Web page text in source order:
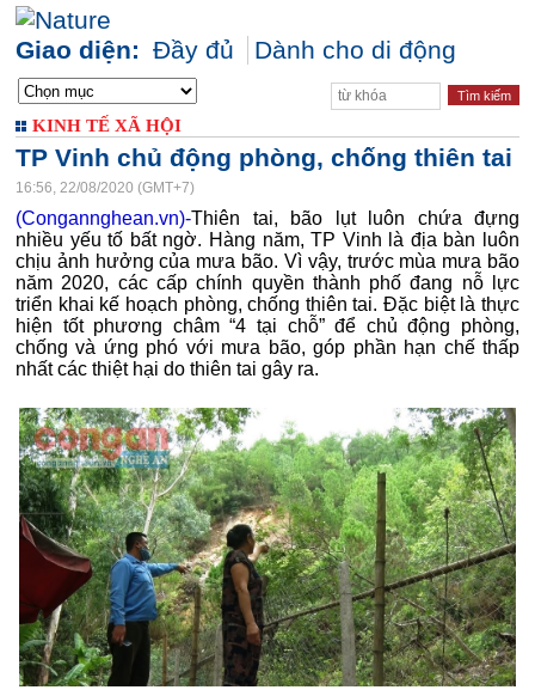
Giao diện: Đầy đủ Dành cho di động
KINH TẾ XÃ HỘI
TP Vinh chủ động phòng, chống thiên tai
16:56, 22/08/2020 (GMT+7)
(Congannghean.vn)-Thiên tai, bão lụt luôn chứa đựng
nhiều yếu tố bất ngờ. Hàng năm, TP Vinh là địa bàn luôn
chịu ảnh hưởng của mưa bão. Vì vậy, trước mùa mưa bão
năm 2020, các cấp chính quyền thành phố đang nỗ lực
triển khai kế hoạch phòng, chống thiên tai. Đặc biệt là thực
hiện tốt phương châm “4 tại chỗ” để chủ động phòng,
chống và ứng phó với mưa bão, góp phần hạn chế thấp
nhất các thiệt hại do thiên tai gây ra.